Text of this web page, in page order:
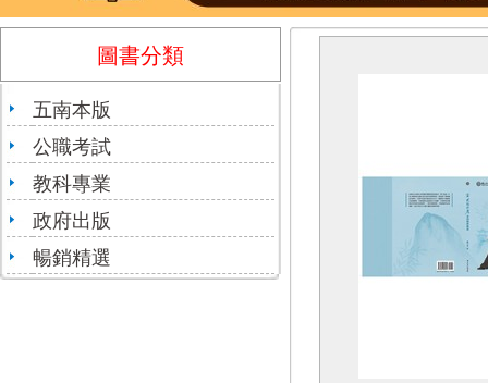
圖書分類
五南本版
公職考試
教科專業
政府出版
暢銷精選